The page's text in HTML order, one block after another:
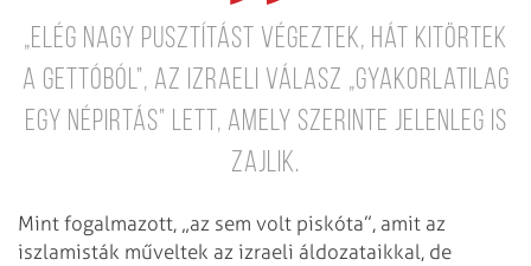
„elég nagy pusztítást végeztek, hát kitörtek
a gettóból”, az izraeli válasz „gyakorlatilag
egy népirtás” lett, amely szerinte jelenleg is
zajlik.
Mint fogalmazott, „az sem volt piskóta”, amit az
iszlamisták műveltek az izraeli áldozataikkal, de